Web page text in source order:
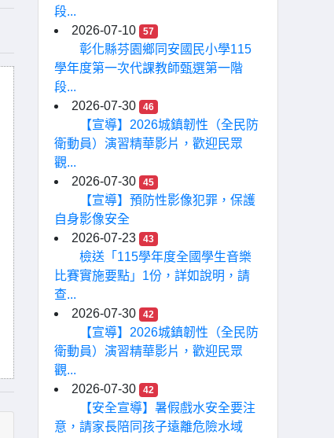
段...
2026-07-10
57
彰化縣芬園鄉同安國民小學115
學年度第一次代課教師甄選第一階
段...
2026-07-30
46
【宣導】2026城鎮韌性（全民防
衛動員）演習精華影片，歡迎民眾
觀...
2026-07-30
45
【宣導】預防性影像犯罪，保護
自身影像安全
2026-07-23
43
檢送「115學年度全國學生音樂
比賽實施要點」1份，詳如說明，請
查...
2026-07-30
42
【宣導】2026城鎮韌性（全民防
衛動員）演習精華影片，歡迎民眾
觀...
2026-07-30
42
【安全宣導】暑假戲水安全要注
意，請家長陪同孩子遠離危險水域